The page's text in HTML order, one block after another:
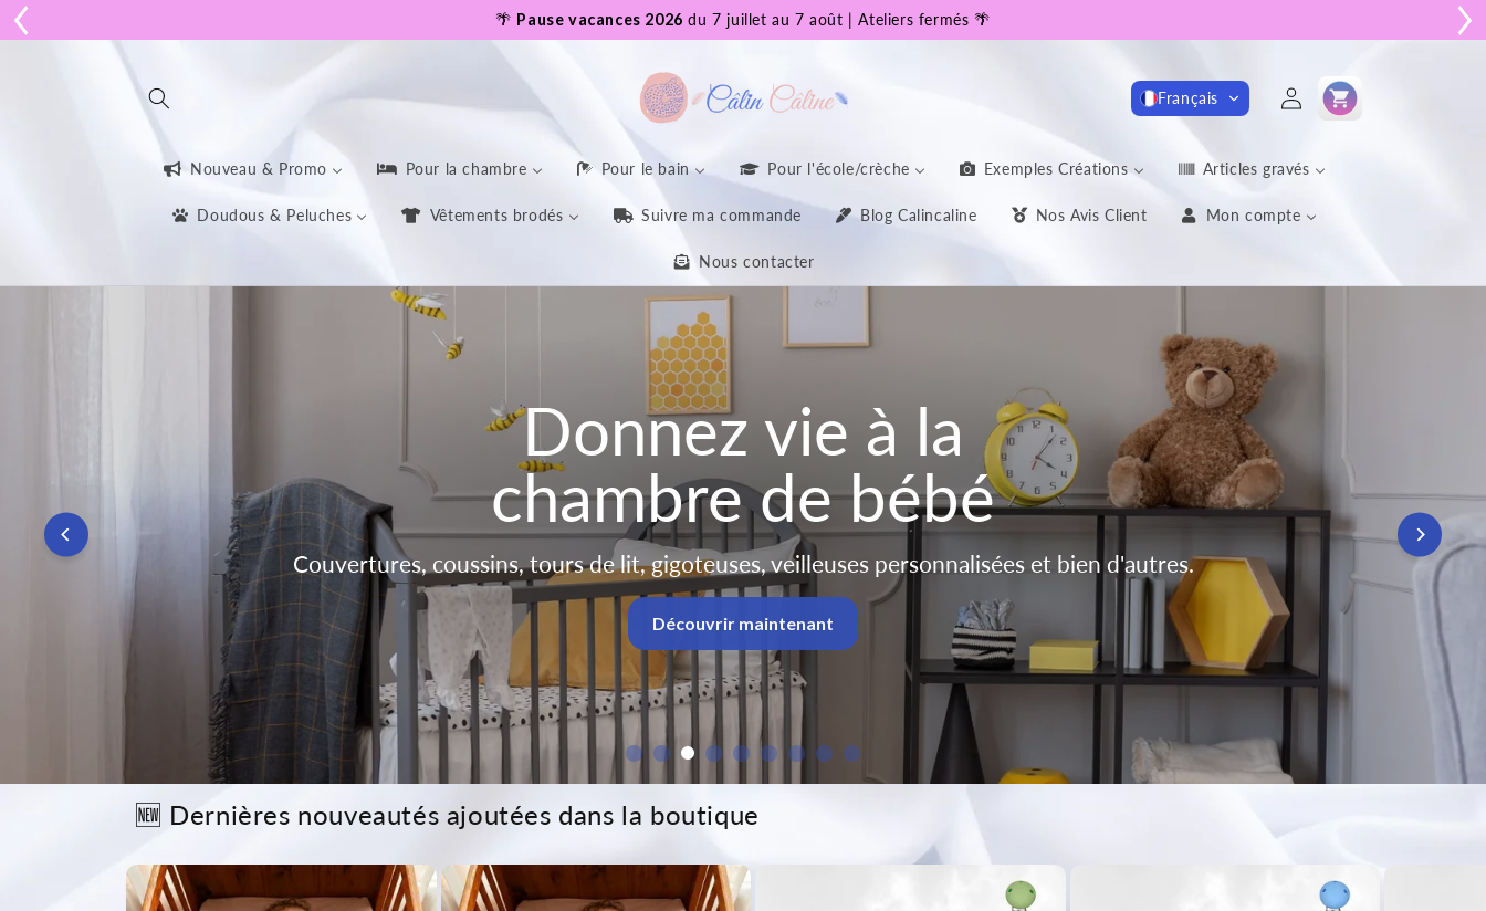
🌴 Pause vacances 2026 du 7 juillet au 7 août | Ateliers fermés 🌴
au
Nouveau & Promo Pour la chambre Pour le bain Pour l'école/crèche Exemples Créations Articles gravés
Doudous & Peluches Vêtements brodés Suivre ma commande Blog Calincaline Nos Avis Client Mon compte
Nous contacter
Français ConnexionPanier
Donnez vie à la
chambre de bébé
Couvertures, coussins, tours de lit, gigoteuses, veilleuses personnalisées et bien d'autres.
Découvrir maintenant
🆕 Dernières nouveautés ajoutées dans la boutique